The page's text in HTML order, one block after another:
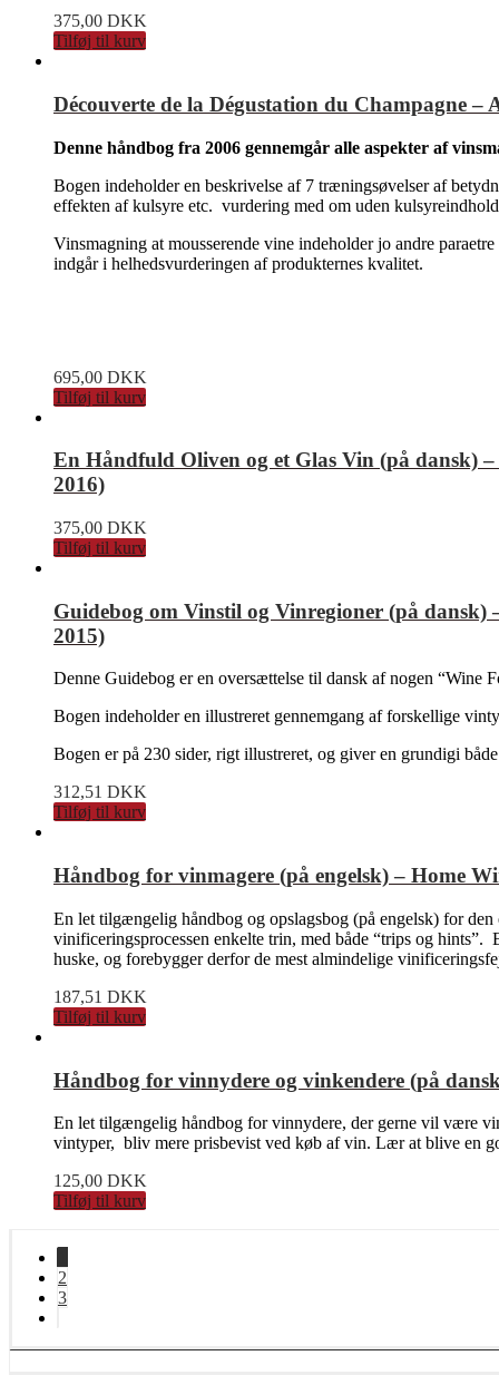
375,00 DKK
Tilføj til kurv
Découverte de la Dégustation du Champagne
Denne håndbog fra 2006 gennemgår alle aspekter af
Bogen indeholder en beskrivelse af 7 træningsøvelser af
effekten af kulsyre etc. vurdering med om uden
Vinsmagning at mousserende vine indeholder jo andre
indgår i helhedsvurderingen af produkternes kvalitet.
695,00 DKK
Tilføj til kurv
En Håndfuld Oliven og et Glas Vin (på dansk)
2016)
375,00 DKK
Tilføj til kurv
Guidebog om Vinstil og Vinregioner (på
2015)
Denne Guidebog er en oversættelse til dansk af nogen “Wine
Bogen indeholder en illustreret gennemgang af forskellige
Bogen er på 230 sider, rigt illustreret, og giver en grundigi
312,51 DKK
Tilføj til kurv
Håndbog for vinmagere (på engelsk) – Home
En let tilgængelig håndbog og opslagsbog (på engelsk) for
vinificeringsprocessen enkelte trin, med både “trips og
huske, og forebygger derfor de mest almindelige
187,51 DKK
Tilføj til kurv
Håndbog for vinnydere og vinkendere (på
En let tilgængelig håndbog for vinnydere, der gerne vil være
vintyper, bliv mere prisbevist ved køb af vin. Lær at blive en
125,00 DKK
Tilføj til kurv
2
3